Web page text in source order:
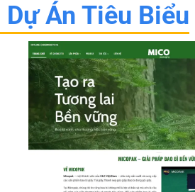
Dự Án Tiêu Biểu